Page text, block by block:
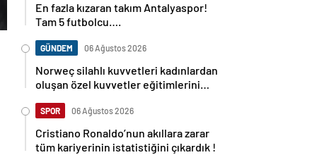
En fazla kızaran takım Antalyaspor!
Tam 5 futbolcu….
GÜNDEM 06 Ağustos 2026
Norweç silahlı kuvvetleri kadınlardan
oluşan özel kuvvetler eğitimlerini
SPOR 06 Ağustos 2026
Cristiano Ronaldo’nun akıllara zarar
tüm kariyerinin istatistiğini çıkardık !